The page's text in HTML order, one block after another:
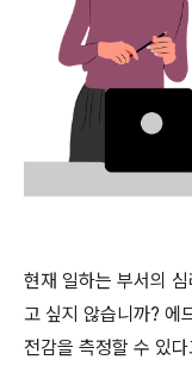
현재 일하는 부서의
고 싶지 않습니까? 에
전감을 측정할 수 있